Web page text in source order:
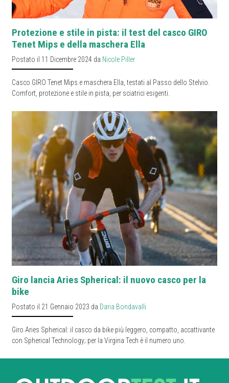
Protezione e stile in pista: il test del casco GIRO
Tenet Mips e della maschera Ella
Postato il 11 Dicembre 2024 da Nicole Piller
Casco GIRO Tenet Mips e maschera Ella, testati al Passo dello Stelvio.
Comfort, protezione e stile in pista, per sciatrici esigenti.
Giro lancia Aries Spherical: il nuovo casco per la
bike
Postato il 21 Gennaio 2023 da Daria Bondavalli
Giro Aries Spherical: il casco da bike più leggero, compatto, accattivante
con Spherical Technology; per la Virgina Tech è il numero uno.